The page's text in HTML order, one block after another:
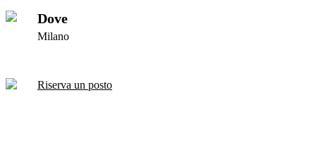
Dove
Milano
Riserva un posto